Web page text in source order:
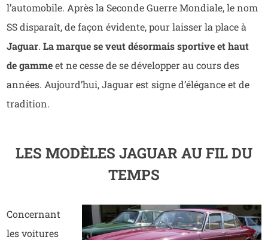
l’automobile. Après la Seconde Guerre Mondiale, le nom
SS disparaît, de façon évidente, pour laisser la place à
Jaguar.La marque se veut désormais sportive et haut
de gammeet ne cesse de se développer au cours des
années. Aujourd’hui, Jaguar est signe d’élégance et de
tradition.
LES MODÈLES JAGUAR AU FIL DU
TEMPS
Concernant
les voitures